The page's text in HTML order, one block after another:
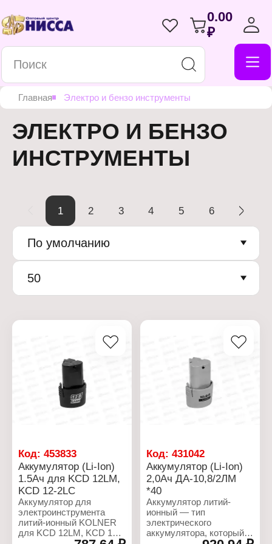
0.00
₽
Главная Электро и бензо инструменты
ЭЛЕКТРО И БЕНЗО
ИНСТРУМЕНТЫ
1 2 3 4 5 6
По умолчанию
50
Код: 453833
Аккумулятор (Li-Ion)
1.5Ач для KCD 12LM,
KCD 12-2LC
Аккумулятор для
электроинструмента
литий-ионный KOLNER
для KCD 12LM, KCD 12-
Код:431042
Аккумулятор (Li-Ion)
2,0Ач ДА-10,8/2ЛМ
*40
Аккумулятор литий-
ионный — тип
электрического
аккумулятора, который